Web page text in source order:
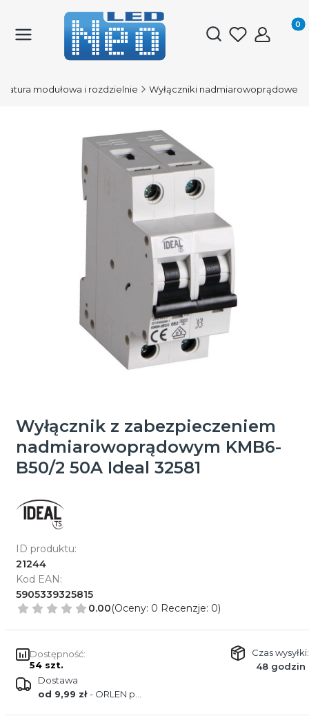
Otwórz
modułowa i rozdzielnie Wyłączniki nadmiarowoprądowe
Wyłącznik z zabezpieczeniem
nadmiarowoprądowym KMB6-
B50/2 50A Ideal 32581
ID produktu:
21244
Kod EAN:
5905339325815
0.00(Oceny: 0 Recenzje: 0)
Dostępność:
54 szt.
Czas wysyłki:
48 godzin
Dostawa
od 9,99 zł- ORLEN paczka